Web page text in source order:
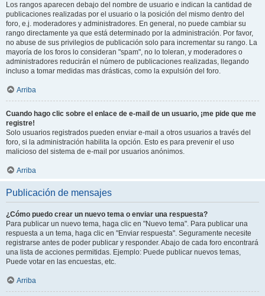
Los rangos aparecen debajo del nombre de usuario e indican la cantidad de
publicaciones realizadas por el usuario o la posición del mismo dentro del
foro, e.j. moderadores y administradores. En general, no puede cambiar su
rango directamente ya que está determinado por la administración. Por favor,
no abuse de sus privilegios de publicación solo para incrementar su rango. La
mayoría de los foros lo consideran "spam", no lo toleran, y moderadores o
administradores reducirán el número de publicaciones realizadas, llegando
incluso a tomar medidas mas drásticas, como la expulsión del foro.
Arriba
Cuando hago clic sobre el enlace de e-mail de un usuario, ¡me pide que me
registre!
Solo usuarios registrados pueden enviar e-mail a otros usuarios a través del
foro, si la administración habilita la opción. Esto es para prevenir el uso
malicioso del sistema de e-mail por usuarios anónimos.
Arriba
Publicación de mensajes
¿Cómo puedo crear un nuevo tema o enviar una respuesta?
Para publicar un nuevo tema, haga clic en "Nuevo tema". Para publicar una
respuesta a un tema, haga clic en "Enviar respuesta". Seguramente necesite
registrarse antes de poder publicar y responder. Abajo de cada foro encontrará
una lista de acciones permitidas. Ejemplo: Puede publicar nuevos temas,
Puede votar en las encuestas, etc.
Arriba